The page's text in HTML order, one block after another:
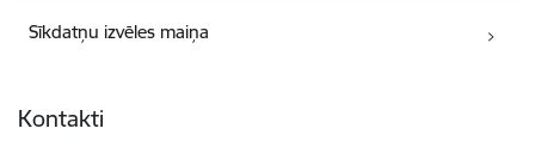
Sīkdatņu izvēles maiņa
Kontakti